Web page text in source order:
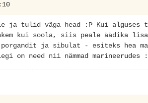
tulid väga head :P Kui alguses
kui soola, siis peale äädika
ja sibulat - esiteks hea
on need nii nämmad marineerudes